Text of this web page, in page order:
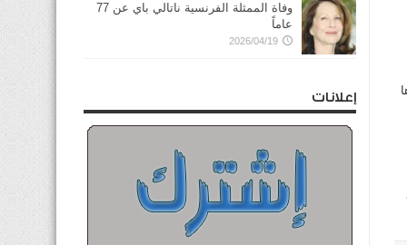
وفاة الممثلة الفرنسية ناتالي باي عن 77
عاماً
2026/04/19
إعلانات